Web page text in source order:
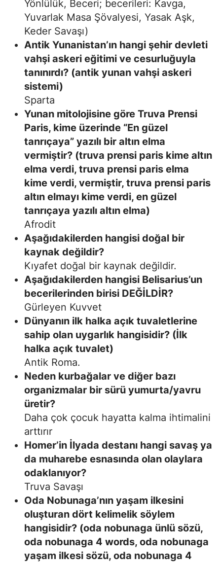
Yönlülük, Beceri; becerileri: Kavga,
Yuvarlak Masa Şövalyesi, Yasak Aşk,
Keder Savaşı)
Antik Yunanistan’ın hangi şehir devleti
vahşi askeri eğitimi ve cesurluğuyla
tanınırdı? (antik yunan vahşi askeri
sistemi)
Sparta
Yunan mitolojisine göre Truva Prensi
Paris, kime üzerinde “En güzel
tanrıçaya” yazılı bir altın elma
vermiştir? (truva prensi paris kime altın
elma verdi, truva prensi paris elma
kime verdi, vermiştir, truva prensi paris
altın elmayı kime verdi, en güzel
tanrıçaya yazılı altın elma)
Afrodit
Aşağıdakilerden hangisi doğal bir
kaynak değildir?
Kıyafet doğal bir kaynak değildir.
Aşağıdakilerden hangisi Belisarius’un
becerilerinden birisi DEĞİLDİR?
Gürleyen Kuvvet
Dünyanın ilk halka açık tuvaletlerine
sahip olan uygarlık hangisidir? (İlk
halka açık tuvalet)
Antik Roma.
Neden kurbağalar ve diğer bazı
organizmalar bir sürü yumurta/yavru
üretir?
Daha çok çocuk hayatta kalma ihtimalini
arttırır
Homer’in İlyada destanı hangi savaş ya
da muharebe esnasında olan olaylara
odaklanıyor?
Truva Savaşı
Oda Nobunaga’nın yaşam ilkesini
oluşturan dört kelimelik söylem
hangisidir? (oda nobunaga ünlü sözü,
oda nobunaga 4 words, oda nobunaga
yaşam ilkesi sözü, oda nobunaga 4